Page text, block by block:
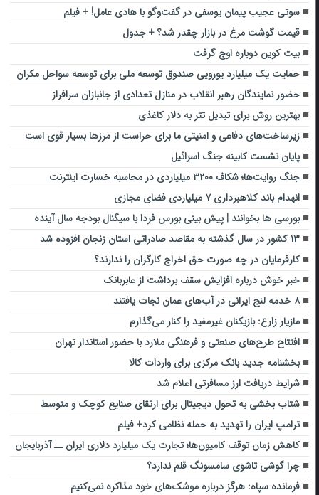
سوتی عجیب پیمان یوسفی در گفت‌و‌گو با هادی عامل! + فیلم
قیمت گوشت مرغ در بازار چقدر شد؟ + جدول
بیت کوین دوباره اوج گرفت
حمایت یک میلیارد یورویی صندوق توسعه ملی برای توسعه سواحل مکران
حضور نمایندگان رهبر انقلاب در منازل تعدادی از جانبازان سرافراز ️
بهترین روش برای تبدیل تتر به دلار کاغذی
زیرساخت‌های دفاعی و امنیتی ما برای حراست از مرزها بسیار قوی است
پایان نشست کابینه جنگ اسرائیل
جنگ روایت‌ها؛ شکاف ۳۲۰۰ میلیاردی در محاسبه خسارت اینترنت
انهدام باند کلاهبرداری ۷ میلیاردی فضای مجازی
بورسی ها بخوانند | پیش بینی بورس فردا با سیگنال بودجه سال آینده
۱۳ کشور در سال گذشته به مقاصد صادراتی استان زنجان افزوده شد
کارفرمایان در چه صورت حق اخراج کارگران را ندارند؟
خبر خوش درباره افزایش سقف برداشت از عابربانک
۸ خدمه لنج ایرانی در آب‌های عمان نجات یافتند
مازیار زارع: بازیکنان غیرمفید را کنار می‌گذارم
افتتاح طرح‌های صنعتی و فرهنگی ملارد با حضور استاندار تهران
بخشنامه جدید بانک مرکزی برای واردات کالا
شرایط دریافت ارز مسافرتی اعلام شد
شتاب بخشی به تحول دیجیتال برای ارتقای صنایع کوچک و متوسط
ترامپ ایران را تهدید به حمله نظامی کرد+ فیلم
کاهش زمان توقف کامیون‌ها؛ تجارت یک میلیارد دلاری ایران ــ آذربایجان
چرا گوشی‌ تاشوی سامسونگ قلم ندارد؟
فرمانده سپاه: هرگز درباره موشک‌های خود مذاکره نمی‌کنیم